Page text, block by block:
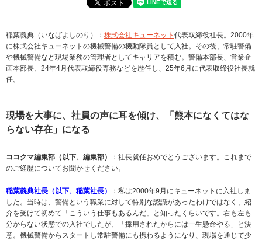
稲葉義典（いなばよしのり）： 株式会社キューネット 代表取締役社長。2000年
に株式会社キューネットの機械警備の機動隊員として入社。その後、常駐警備
や機械警備など現場業務の管理者としてキャリアを積む。警備本部長、営業企
画本部長、24年4月代表取締役専務などを歴任し、25年6月に代表取締役社長就
任。
現場を大事に、社員の声に耳を傾け、「熊本になくてはな
らない存在」になる
ココクマ編集部（以下、編集部）
：社長就任おめでとうございます。これまで
のご経歴についてお聞かせください。
稲葉義典社長（以下、稲葉社長）
：私は2000年9月にキューネットに入社しま
した。当時は、警備という職業に対して特別な認識があったわけではなく、紹
介を受けて初めて「こういう仕事もあるんだ」と知ったくらいです。右も左も
分からない状態での入社でしたが、「採用されたからには一生懸命やる」と決
意。機械警備からスタートし常駐警備にも携わるようになり、現場を通じて少